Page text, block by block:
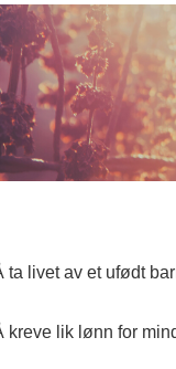
ta livet av et ufødt
kreve lik lønn for